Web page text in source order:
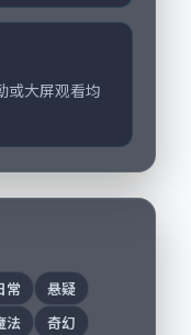
或大屏观看均
常
悬疑
法
奇幻